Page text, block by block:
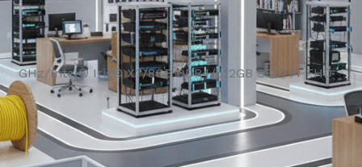
GHz/Intel® Iris® X?/8GB DDR4/512GB SSD/14 FHD